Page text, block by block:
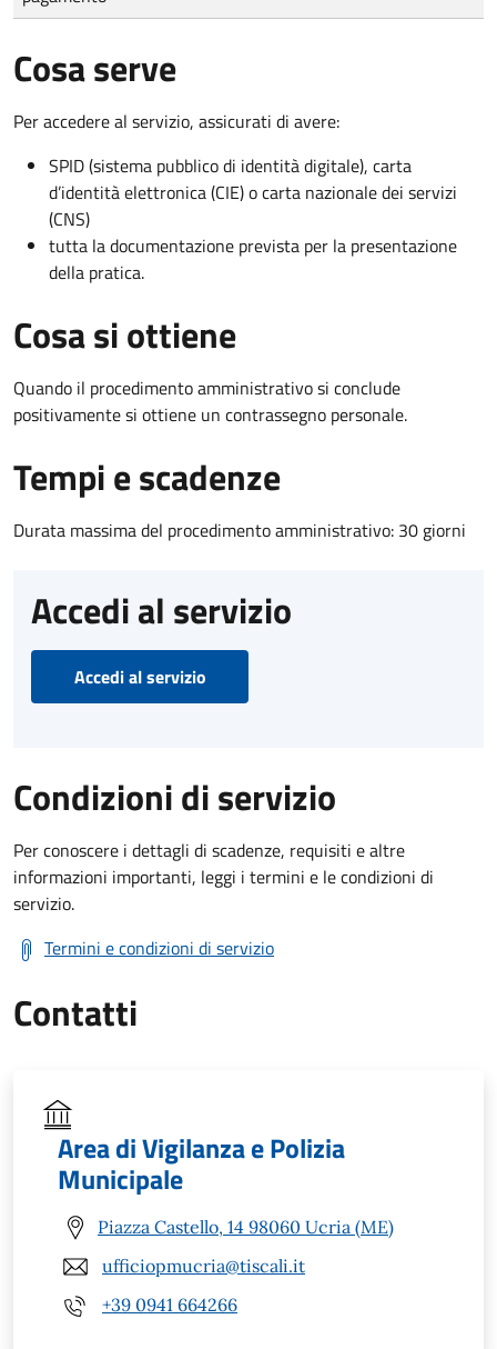
Cosa serve
Per accedere al servizio, assicurati di avere:
SPID (sistema pubblico di identità digitale), carta
d’identità elettronica (CIE) o carta nazionale dei servizi
(CNS)
tutta la documentazione prevista per la presentazione
della pratica.
Cosa si ottiene
Quando il procedimento amministrativo si conclude
positivamente si ottiene un contrassegno personale.
Tempi e scadenze
Durata massima del procedimento amministrativo: 30 giorni
Accedi al servizio
Accedi al servizio
Condizioni di servizio
Per conoscere i dettagli di scadenze, requisiti e altre
informazioni importanti, leggi i termini e le condizioni di
servizio.
Termini e condizioni di servizio
Contatti
Area di Vigilanza e Polizia
Municipale
Piazza Castello, 14 98060 Ucria (ME)
ufficiopmucria@tiscali.it
+39 0941 664266